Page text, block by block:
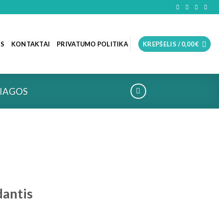
KONTAKTAI PRIVATUMO POLITIKA KREPŠELIS /0,00€